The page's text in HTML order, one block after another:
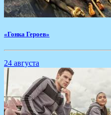
​«Гонка Героев»
24 августа